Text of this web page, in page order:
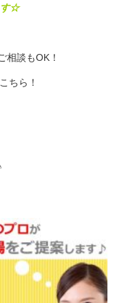
す☆
相談もOK！
ちら！